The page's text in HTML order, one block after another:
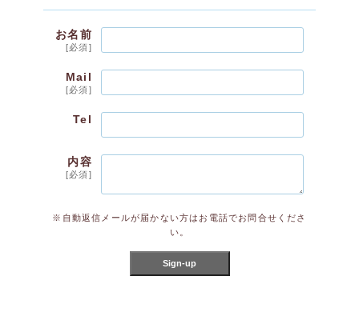
お名前
[必須]
Mail
[必須]
Tel
内容
[必須]
※自動返信メールが届かない方はお電話でお問合せくださ
い。
Sign-up